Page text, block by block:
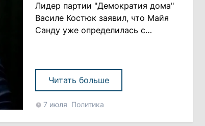
Лидер партии "Демократия дома"
Василе Костюк заявил, что Майя
Санду уже определилась с
поскольку не уверена, что
кандидата поддержат все 55
депутатов большинства. «Открою
вам большой секрет. У Майи Санду
Читать больше
7 июля Политика